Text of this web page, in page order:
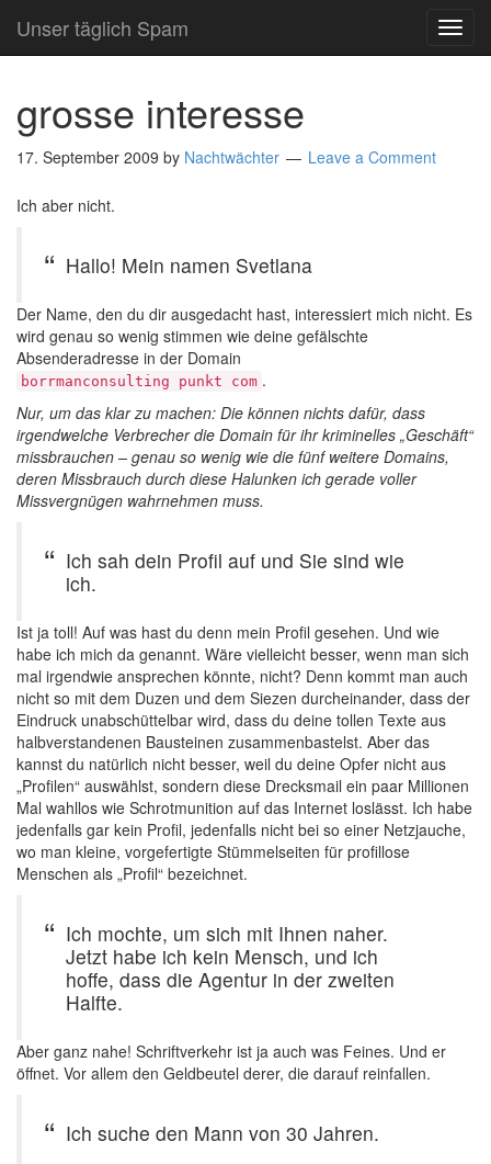
Unser täglich Spam
grosse interesse
17. September 2009 by Nachtwächter Leave a Comment
Ich aber nicht.
Hallo! Mein namen Svetlana
Der Name, den du dir ausgedacht hast, interessiert mich nicht. Es
wird genau so wenig stimmen wie deine gefälschte
Absenderadresse in der Domain
borrmanconsulting punkt com .
Nur, um das klar zu machen: Die können nichts dafür, dass
irgendwelche Verbrecher die Domain für ihr kriminelles „Geschäft“
missbrauchen – genau so wenig wie die fünf weitere Domains,
deren Missbrauch durch diese Halunken ich gerade voller
Missvergnügen wahrnehmen muss.
Ich sah dein Profil auf und Sie sind wie
ich.
Ist ja toll! Auf was hast du denn mein Profil gesehen. Und wie
habe ich mich da genannt. Wäre vielleicht besser, wenn man sich
mal irgendwie ansprechen könnte, nicht? Denn kommt man auch
nicht so mit dem Duzen und dem Siezen durcheinander, dass der
Eindruck unabschüttelbar wird, dass du deine tollen Texte aus
halbverstandenen Bausteinen zusammenbastelst. Aber das
kannst du natürlich nicht besser, weil du deine Opfer nicht aus
„Profilen“ auswählst, sondern diese Drecksmail ein paar Millionen
Mal wahllos wie Schrotmunition auf das Internet loslässt. Ich habe
jedenfalls gar kein Profil, jedenfalls nicht bei so einer Netzjauche,
wo man kleine, vorgefertigte Stümmelseiten für profillose
Menschen als „Profil“ bezeichnet.
Ich mochte, um sich mit Ihnen naher.
Jetzt habe ich kein Mensch, und ich
hoffe, dass die Agentur in der zweiten
Halfte.
Aber ganz nahe! Schriftverkehr ist ja auch was Feines. Und er
öffnet. Vor allem den Geldbeutel derer, die darauf reinfallen.
Ich suche den Mann von 30 Jahren.